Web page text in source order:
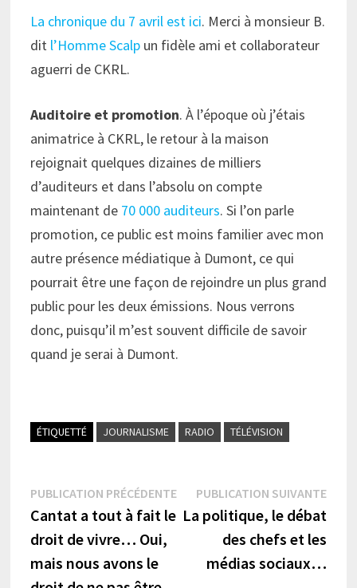
La chronique du 7 avril est ici. Merci à monsieur B.
dit l’Homme Scalpun fidèle ami et collaborateur
aguerri de CKRL.
Auditoire et promotion. À l’époque où j’étais
animatrice à CKRL, le retour à la maison
rejoignait quelques dizaines de milliers
d’auditeurs et dans l’absolu on compte
maintenant de 70 000 auditeurs. Si l’on parle
promotion, ce public est moins familier avec mon
autre présence médiatique à Dumont, ce qui
pourrait être une façon de rejoindre un plus grand
public pour les deux émissions. Nous verrons
donc, puisqu’il m’est souvent difficile de savoir
quand je serai à Dumont.
ÉTIQUETTÉ JOURNALISME RADIO TÉLÉVISION
Navigation
de
l’article
PUBLICATION PRÉCÉDENTEPublication
précédente :
Cantat a tout à fait le
droit de vivre… Oui,
mais nous avons le
PUBLICATION SUIVANTE
La politique, le débat
des chefs et les
médias sociaux…